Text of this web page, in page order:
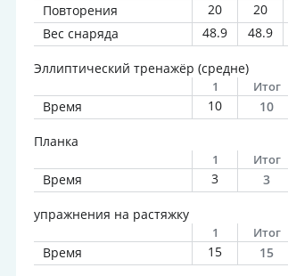
Повторения 20 20
Вес снаряда
48.9 48.9
Эллиптический тренажёр (средне)
1 Итог
Время 10 10
Планка
1 Итог
Время 3 3
упражнения на растяжку
1 Итог
Время 15
15